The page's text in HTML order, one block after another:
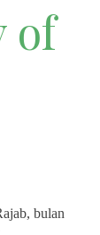
of
bulan